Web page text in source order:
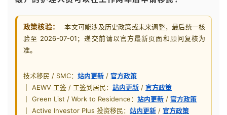
政策核验：
本文可能涉及历史政策或未来调整，最后统一核
验至 2026-07-01；递交前请以官方最新页面和顾问复核为
准。
技术移民 / SMC： 站内更新 / 官方政策
｜ AEWV 工签 / 工签到居民： 站内更新 / 官方政策
｜ Green List / Work to Residence： 站内更新 / 官方政策
｜ Active Investor Plus 投资移民： 站内更新 / 官方政策